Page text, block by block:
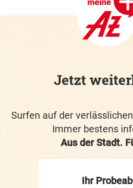
Jetzt
Surfen auf der
Immer bestens
Aus der Stadt.
Ihr